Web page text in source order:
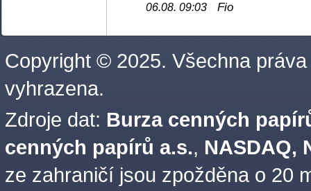
06.08. 09:03 Fio
Copyright © 2025. Všechna práva
vyhrazena.
Zdroje dat: Burza cenných
cenných papírů a.s., NASDAQ,
ze zahraničí jsou zpožděna o 20